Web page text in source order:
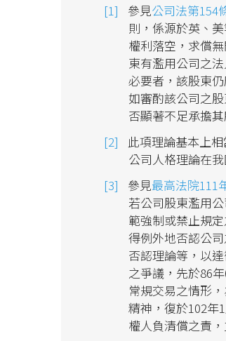
參見公司法第154
則，係源於英、
權利落空，求償
東有濫用公司之
必要者，該股東
如審酌該公司之
否顯著不足承擔
此項理論基本上
公司人格理論在
參見最高法院111
若公司股東濫用
範強制或禁止規
得例外地否認公
否認理論等，以
之爭議，先於86
常規交易之情形
精神，復於102年
權人負清償之責